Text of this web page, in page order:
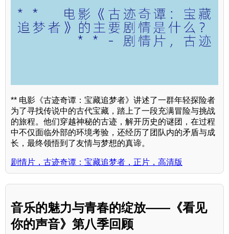
** 电影《古迹奇谭：宝藏追梦者》讲述了一群年轻探险者
为了寻找传说中的古代宝藏，踏上了一段充满冒险与挑战
的旅程。他们穿越神秘的古迹，解开历史的谜团，在过程
中不仅面临外部的环境考验，还经历了团队内的矛盾与成
长，最终领悟到了友情与梦想的真谛。
剧情片，古迹奇谭：宝藏追梦者，正片，高清版
音乐的魅力与青春的绽放——《看见
你的声音》第八季回顾